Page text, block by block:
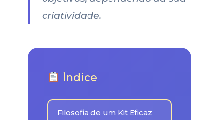
criatividade.
Índice
Filosofia de um Kit Eficaz